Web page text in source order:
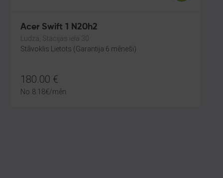
Acer Swift 1 N20h2
Ludza, Stacijas iela 30
Stāvoklis Lietots (Garantija 6 mēneši)
180.00 €
No 8.18€/mēn.